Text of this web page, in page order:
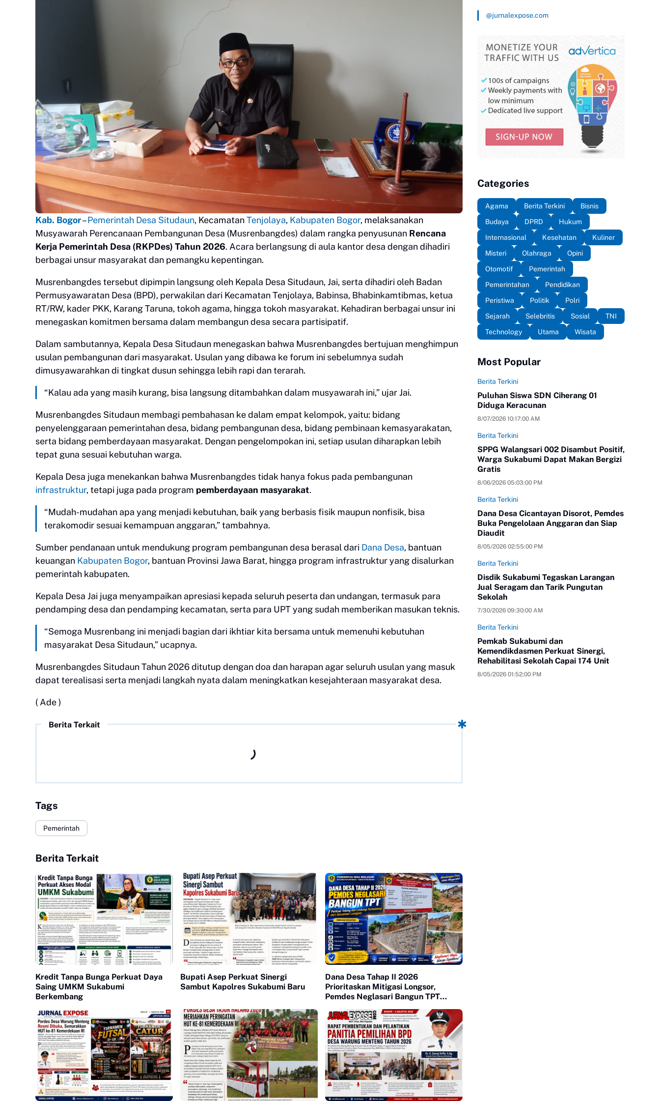
Kab. Bogor–Pemerintah Desa Situdaun, KecamatanTenjolaya, Kabupaten Bogor, melaksanakan
Musyawarah Perencanaan Pembangunan Desa (Musrenbangdes) dalam rangka penyusunan Rencana
Kerja Pemerintah Desa (RKPDes) Tahun 2026. Acara berlangsung di aula kantor desa dengan dihadiri
berbagai unsur masyarakat dan pemangku kepentingan.
Musrenbangdes tersebut dipimpin langsung oleh Kepala Desa Situdaun, Jai, serta dihadiri oleh Badan
Permusyawaratan Desa (BPD), perwakilan dari Kecamatan Tenjolaya, Babinsa, Bhabinkamtibmas, ketua
RT/RW, kader PKK, Karang Taruna, tokoh agama, hingga tokoh masyarakat. Kehadiran berbagai unsur ini
menegaskan komitmen bersama dalam membangun desa secara partisipatif.
Dalam sambutannya, Kepala Desa Situdaun menegaskan bahwa Musrenbangdes bertujuan menghimpun
usulan pembangunan dari masyarakat. Usulan yang dibawa ke forum ini sebelumnya sudah
dimusyawarahkan di tingkat dusun sehingga lebih rapi dan terarah.
“Kalau ada yang masih kurang, bisa langsung ditambahkan dalam musyawarah ini,” ujar Jai.
Musrenbangdes Situdaun membagi pembahasan ke dalam empat kelompok, yaitu: bidang
penyelenggaraan pemerintahan desa, bidang pembangunan desa, bidang pembinaan kemasyarakatan,
serta bidang pemberdayaan masyarakat. Dengan pengelompokan ini, setiap usulan diharapkan lebih
tepat guna sesuai kebutuhan warga.
Kepala Desa juga menekankan bahwa Musrenbangdes tidak hanya fokus pada pembangunan
infrastruktur, tetapi juga pada program pemberdayaan masyarakat.
“Mudah-mudahan apa yang menjadi kebutuhan, baik yang berbasis fisik maupun nonfisik, bisa
terakomodir sesuai kemampuan anggaran,” tambahnya.
Sumber pendanaan untuk mendukung program pembangunan desa berasal dari Dana Desa, bantuan
keuangan Kabupaten Bogor, bantuan Provinsi Jawa Barat, hingga program infrastruktur yang disalurkan
pemerintah kabupaten.
Kepala Desa Jai juga menyampaikan apresiasi kepada seluruh peserta dan undangan, termasuk para
pendamping desa dan pendamping kecamatan, serta para UPT yang sudah memberikan masukan teknis.
“Semoga Musrenbang ini menjadi bagian dari ikhtiar kita bersama untuk memenuhi kebutuhan
masyarakat Desa Situdaun,” ucapnya.
Musrenbangdes Situdaun Tahun 2026 ditutup dengan doa dan harapan agar seluruh usulan yang masuk
dapat terealisasi serta menjadi langkah nyata dalam meningkatkan kesejahteraan masyarakat desa.
( Ade )
Berita Terkait
Tags
Pemerintah
Berita Terkait
Kredit Tanpa Bunga Perkuat Daya
Saing UMKM Sukabumi
Berkembang
Bupati Asep Perkuat Sinergi
Sambut Kapolres Sukabumi Baru
Dana Desa Tahap II 2026
Prioritaskan Mitigasi Longsor,
Pemdes Neglasari Bangun TPT
@jurnalexpose.com
Categories
Agama Berita Terkini
Bisnis
Budaya
DPRD
Hukum
Internasional
Kesehatan
Kuliner
Misteri
Olahraga
Opini
Otomotif
Pemerintah
Pemerintahan
Pendidikan
Peristiwa
Politik
Polri
Sejarah
Selebritis Sosial
TNI
Technology
Utama Wisata
Most Popular
Berita Terkini
Puluhan Siswa SDN Ciherang 01
Diduga Keracunan
8/07/2026 10:17:00 AM
Berita Terkini
SPPG Walangsari 002 Disambut Positif,
Warga Sukabumi Dapat Makan Bergizi
Gratis
8/06/2026 05:03:00 PM
Berita Terkini
Dana Desa Cicantayan Disorot, Pemdes
Buka Pengelolaan Anggaran dan Siap
Diaudit
8/05/2026 02:55:00 PM
Berita Terkini
Disdik Sukabumi Tegaskan Larangan
Jual Seragam dan Tarik Pungutan
Sekolah
7/30/2026 09:30:00 AM
Berita Terkini
Pemkab Sukabumi dan
Kemendikdasmen Perkuat Sinergi,
Rehabilitasi Sekolah Capai 174 Unit
8/05/2026 01:52:00 PM